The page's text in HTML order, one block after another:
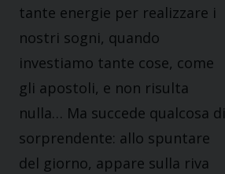
tante energie per realizzare i
nostri sogni, quando
investiamo tante cose, come
gli apostoli, e non risulta
nulla… Ma succede qualcosa di
sorprendente: allo spuntare
del giorno, appare sulla riva